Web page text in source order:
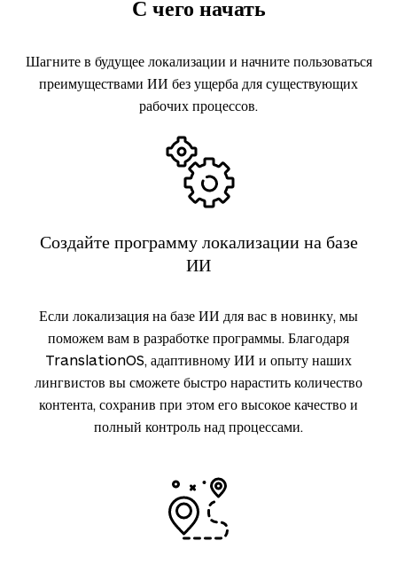
С чего начать
Шагните в будущее локализации и начните пользоваться
преимуществами ИИ без ущерба для существующих
рабочих процессов.
Создайте программу локализации на базе
ИИ
Если локализация на базе ИИ для вас в новинку, мы
поможем вам в разработке программы. Благодаря
TranslationOS, адаптивному ИИ и опыту наших
лингвистов вы сможете быстро нарастить количество
контента, сохранив при этом его высокое качество и
полный контроль над процессами.